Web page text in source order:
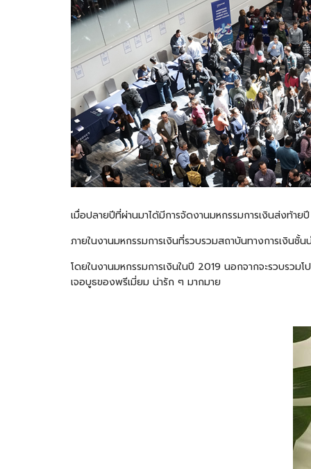
เมื่อปลายปีที่ผ่านมาได้มีการจัดงานมหกรรมการเงินส่งท้า
ภายในงานมหกรรมการเงินที่รวบรวมสถาบันทางการเงินชั้
โดยในงานมหกรรมการเงินในปี 2019 นอกจากจะรวบรว
เจอบูธของพรีเมี่ยม น่ารัก ๆ มากมาย